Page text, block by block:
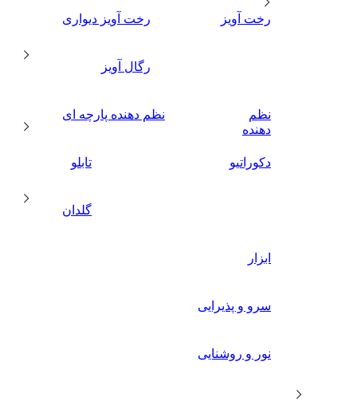
رخت آویز رخت آویز دیواری
رگال آویز
نظم
دهنده
نظم دهنده پارچه ای
دکوراتیو تابلو
گلدان
ابزار
سرو و پذیرایی
نور و روشنایی